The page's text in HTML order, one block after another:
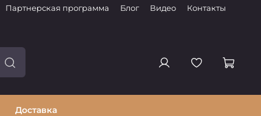
Партнерская программа Блог Видео Контакты
Доставка